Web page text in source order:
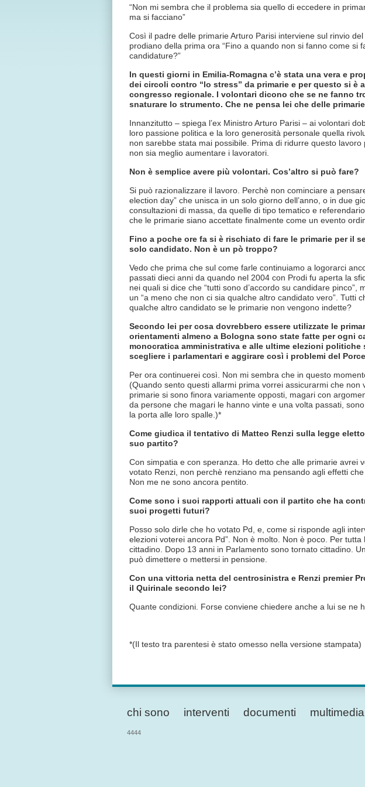
“Non mi sembra che il problema sia quello di eccedere in
ma si facciano”
Così il padre delle primarie Arturo Parisi interviene sul rinvio del
prodiano della prima ora “Fino a quando non si fanno come si
candidature?”
In questi giorni in Emilia-Romagna c’è stata una vera e
dei circoli contro “lo stress” da primarie e per questo si è
congresso regionale. I volontari dicono che se ne fanno
snaturare lo strumento. Che ne pensa lei che delle
Innanzitutto – spiega l’ex Ministro Arturo Parisi – ai volontari
loro passione politica e la loro generosità personale quella
non sarebbe stata mai possibile. Prima di ridurre questo
non sia meglio aumentare i lavoratori.
Non è semplice avere più volontari. Cos’altro si può fare?
Si può razionalizzare il lavoro. Perchè non cominciare a
election day” che unisca in un solo giorno dell’anno, o in due
consultazioni di massa, da quelle di tipo tematico e
che le primarie siano accettate finalmente come un evento
Fino a poche ore fa si è rischiato di fare le primarie per il
solo candidato. Non è un pò troppo?
Vedo che prima che sul come farle continuiamo a logorarci
passati dieci anni da quando nel 2004 con Prodi fu aperta la
nei quali si dice che “tutti sono d’accordo su candidare pinco”,
un “a meno che non ci sia qualche altro candidato vero”. Tutti
qualche altro candidato se le primarie non vengono indette?
Secondo lei per cosa dovrebbero essere utilizzate le
orientamenti almeno a Bologna sono state fatte per ogni
monocratica amministrativa e alle ultime elezioni politiche
scegliere i parlamentari e aggirare così i problemi del
Per ora continuerei così. Non mi sembra che in questo
(Quando sento questi allarmi prima vorrei assicurarmi che non
primarie si sono finora variamente opposti, magari con
da persone che magari le hanno vinte e una volta passati,
la porta alle loro spalle.)*
Come giudica il tentativo di Matteo Renzi sulla legge
suo partito?
Con simpatia e con speranza. Ho detto che alle primarie avrei
votato Renzi, non perchè renziano ma pensando agli effetti
Non me ne sono ancora pentito.
Come sono i suoi rapporti attuali con il partito che ha
suoi progetti futuri?
Posso solo dirle che ho votato Pd, e, come si risponde agli
elezioni voterei ancora Pd”. Non è molto. Non è poco. Per
cittadino. Dopo 13 anni in Parlamento sono tornato cittadino.
può dimettere o mettersi in pensione.
Con una vittoria netta del centrosinistra e Renzi premier
il Quirinale secondo lei?
Quante condizioni. Forse conviene chiedere anche a lui se ne
*(Il testo tra parentesi è stato omesso nella versione stampata)
chi sono interventi documenti multimedia
4444